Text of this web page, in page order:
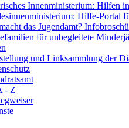
Innenministerium: Hilfen
Hilfe-Portal
das Jugendamt?
für unbegleitete
und Linksammlung der
- Z